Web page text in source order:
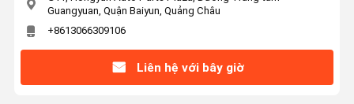
Guangyuan, Quận Baiyun, Quảng Châu
+8613066309106
Liên hệ với bây giờ